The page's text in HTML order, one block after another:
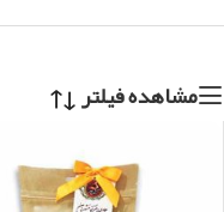
مشاهده فیلتر